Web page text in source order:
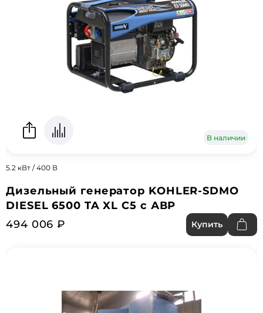
В наличии
5.2 кВт / 400 В
Дизельный генератор KOHLER-SDMO
DIESEL 6500 TA XL C5 с АВР
494 006 ₽
Купить